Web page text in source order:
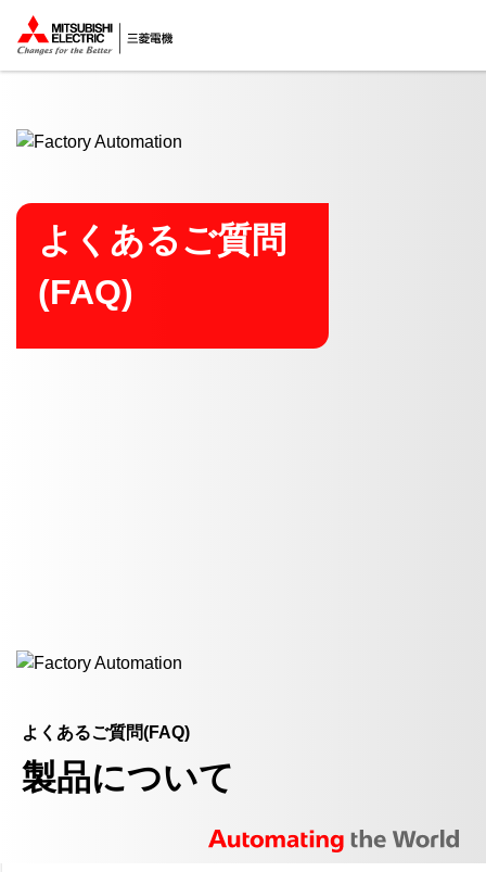
ここから本文
よくあるご質問
(FAQ)
よくあるご質問(FAQ)
製品について